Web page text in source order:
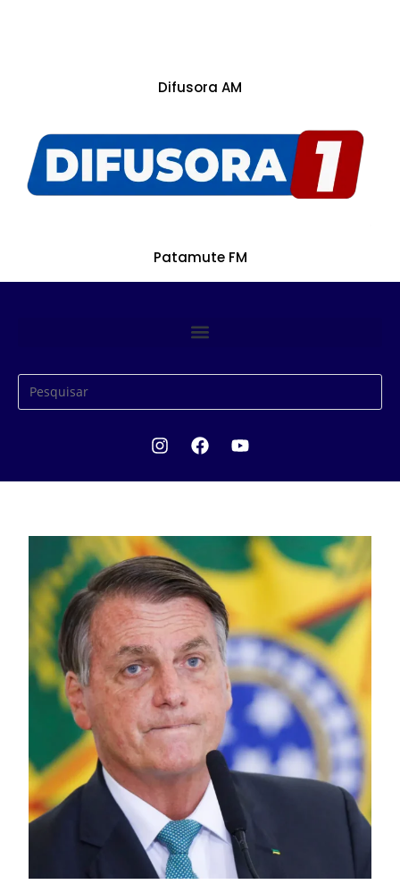
Difusora AM
Patamute FM